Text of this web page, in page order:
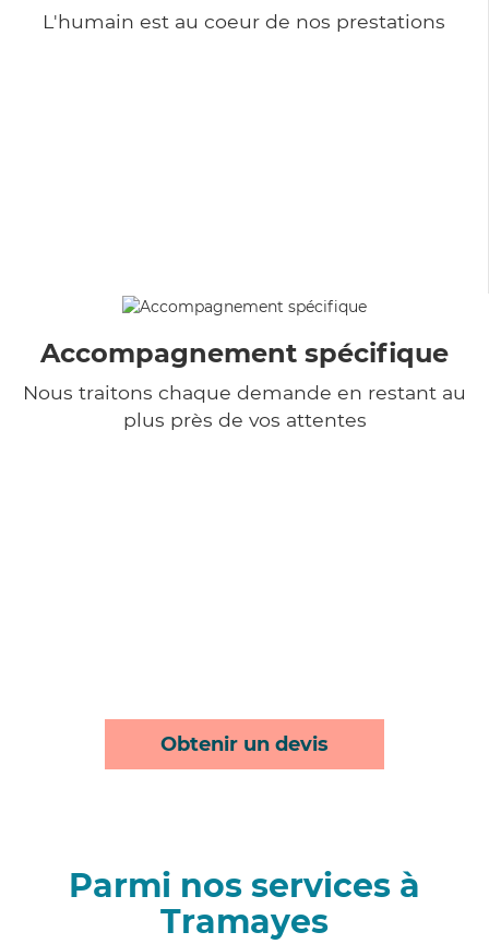
L'humain est au coeur de nos prestations
Accompagnement spécifique
Nous traitons chaque demande en restant au
plus près de vos attentes
Obtenir un devis
Parmi nos services à
Tramayes